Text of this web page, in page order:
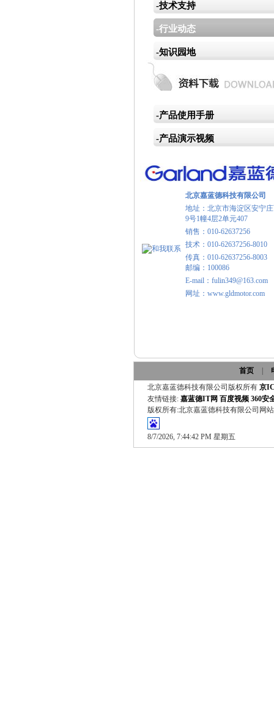
-技术支持
-行业动态
-知识园地
-产品使用手册
-产品演示视频
北京嘉蓝德科技有限公司
地址：北京市海淀区安宁
9号1幢4层2单元407
销售：010-62637256
技术：010-62637256-8010
传真：010-62637256-8003
邮编：100086
E-mail：fulin349@163.com
网址：www.gldmotor.com
首页
北京嘉蓝德科技有限公司版权所有 京
友情链接: 嘉蓝德IT网 百度视频 360安
版权所有:北京嘉蓝德科技有限公司网
8/7/2026, 7:44:42 PM 星期五